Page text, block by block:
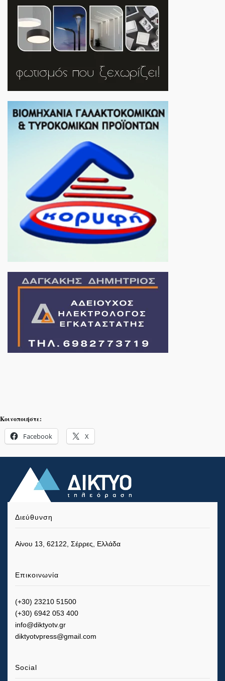
Κοινοποιήστε:
Facebook X
Διεύθυνση
Αίνου 13, 62122, Σέρρες, Ελλάδα
Επικοινωνία
(+30) 23210 51500
(+30) 6942 053 400
info@diktyotv.gr
diktyotvpress@gmail.com
Social